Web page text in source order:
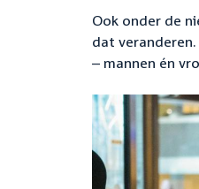
Ook onder de
dat
– mannen én